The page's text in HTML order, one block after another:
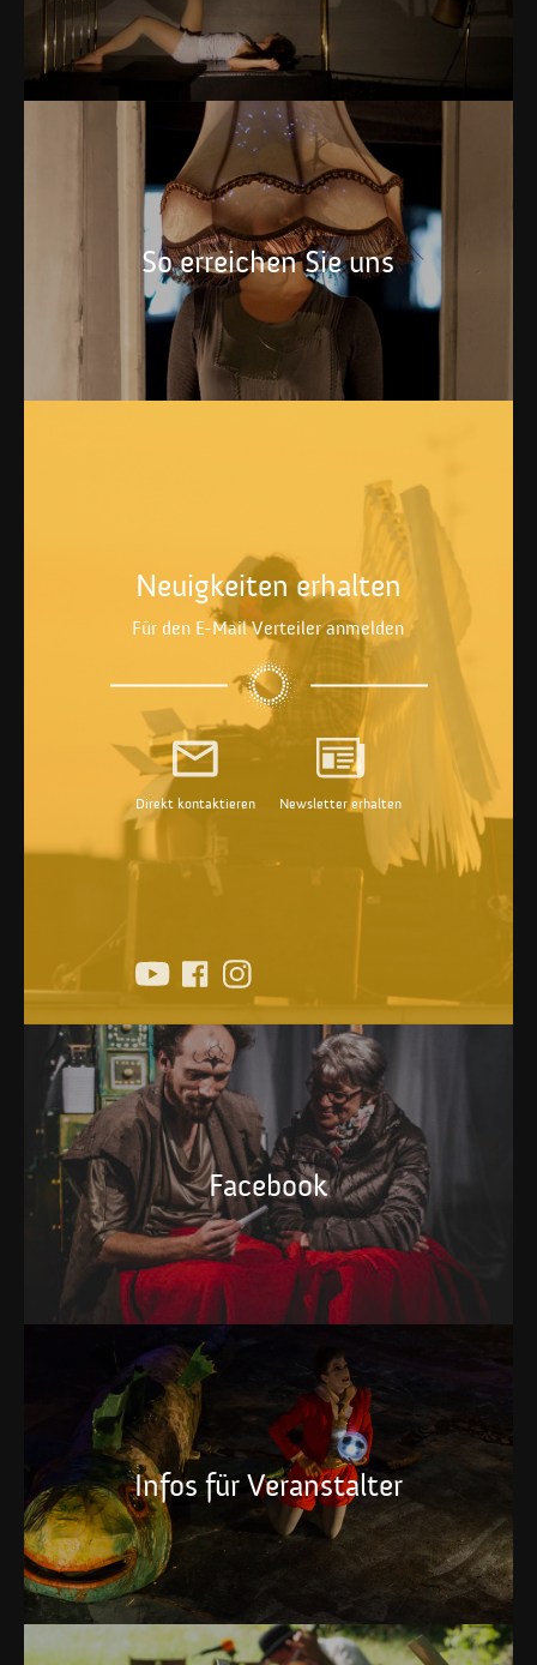
So erreichen Sie uns
Neuigkeiten erhalten
Für den E-Mail Verteiler anmelden
Direkt kontaktieren Newsletter erhalten
Facebook
Infos für Veranstalter